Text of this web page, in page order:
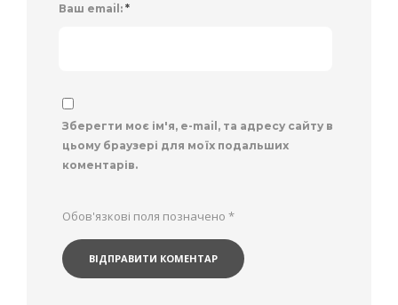
Ваш email: *
Зберегти моє ім'я, e-mail, та адресу сайту в
цьому браузері для моїх подальших
коментарів.
Обов'язкові поля позначено *